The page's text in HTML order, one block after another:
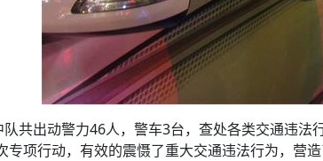
共出动警力46人，警车3台，查处各类交通违
项行动，有效的震慑了重大交通违法行为，营造